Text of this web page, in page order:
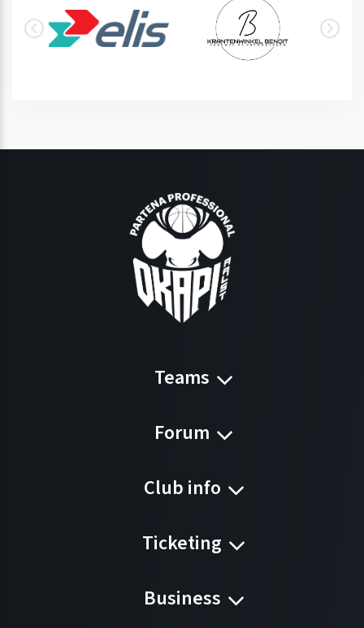
Teams
Forum
Club info
Ticketing
Business